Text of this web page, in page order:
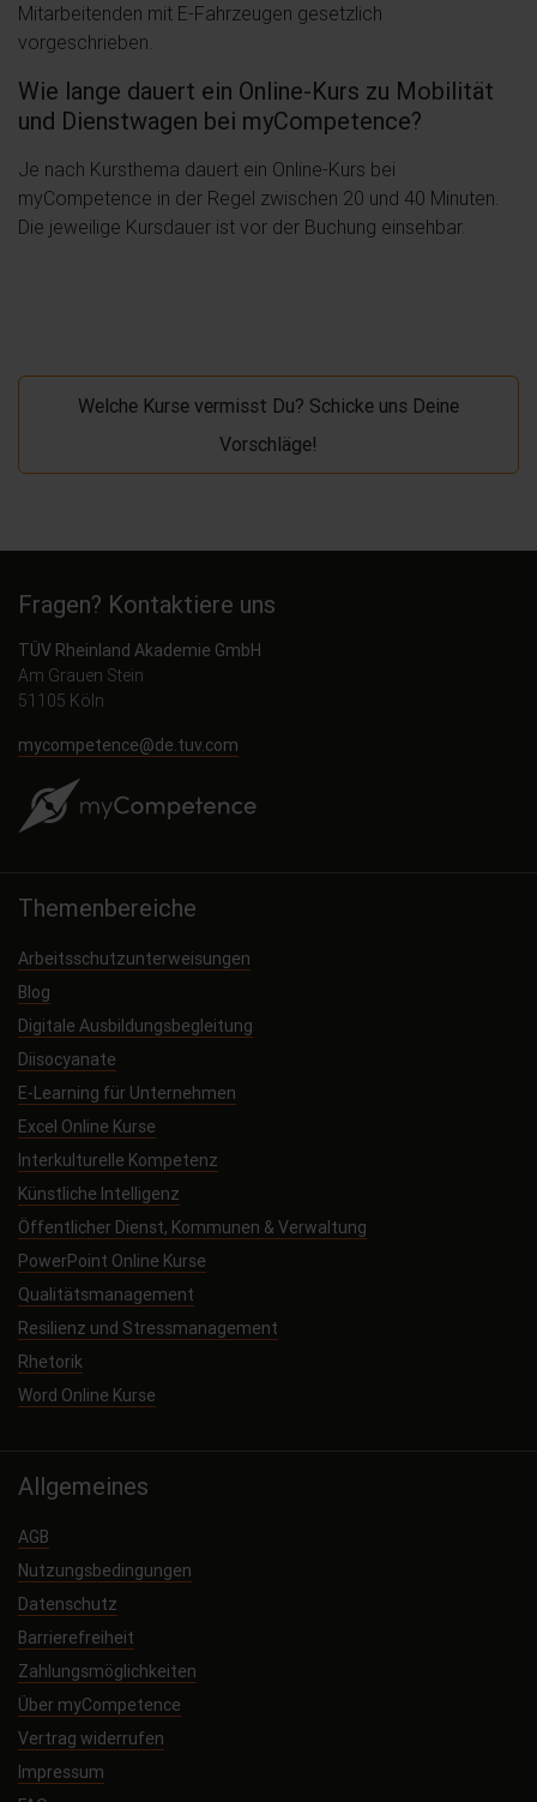
Mitarbeitenden mit E-Fahrzeugen gesetzlich
vorgeschrieben.
Wie lange dauert ein Online-Kurs zu Mobilität
und Dienstwagen bei myCompetence?
Je nach Kursthema dauert ein Online-Kurs bei
myCompetence in der Regel zwischen 20 und 40 Minuten.
Die jeweilige Kursdauer ist vor der Buchung einsehbar.
Welche Kurse vermisst Du? Schicke uns Deine
Vorschläge!
Fragen? Kontaktiere uns
TÜV Rheinland Akademie GmbH
Am Grauen Stein
51105 Köln
mycompetence@de.tuv.com
Themenbereiche
Arbeitsschutzunterweisungen
Blog
Digitale Ausbildungsbegleitung
Diisocyanate
E-Learning für Unternehmen
Excel Online Kurse
Interkulturelle Kompetenz
Künstliche Intelligenz
Öffentlicher Dienst, Kommunen & Verwaltung
PowerPoint Online Kurse
Qualitätsmanagement
Resilienz und Stressmanagement
Rhetorik
Word Online Kurse
Allgemeines
AGB
Nutzungsbedingungen
Datenschutz
Barrierefreiheit
Zahlungsmöglichkeiten
Über myCompetence
Vertrag widerrufen
Impressum